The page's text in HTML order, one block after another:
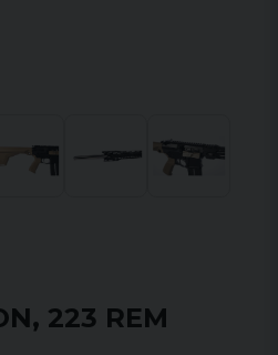
223 REM